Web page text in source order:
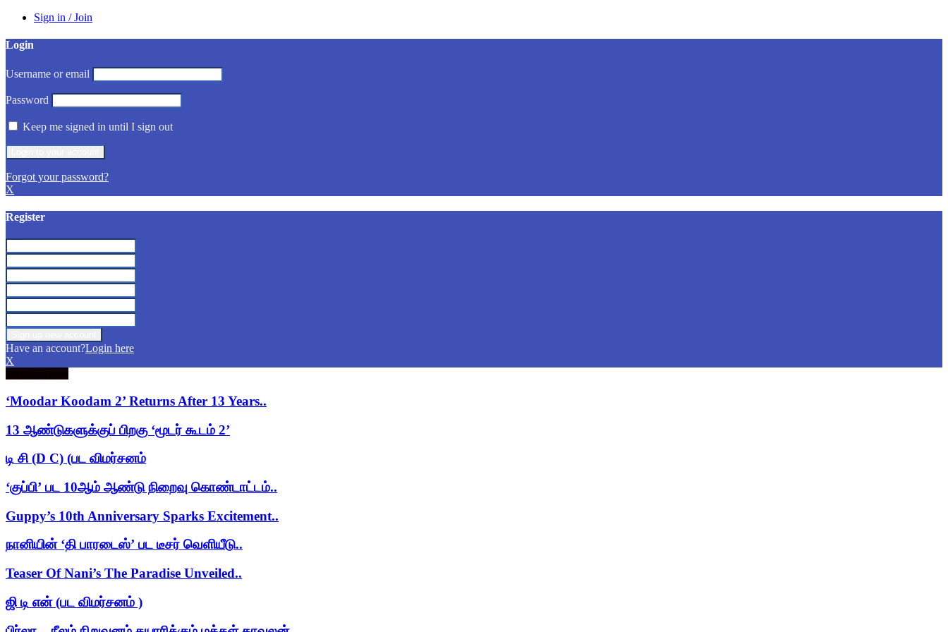
Sign in / Join
Login
Username or email
Password
Keep me signed in until I sign out
Forgot your password?
X
Register
Have an account?Login here
X
‘Moodar Koodam 2’ Returns After 13 Years..
13 ஆண்டுகளுக்குப் பிறகு ‘மூடர் கூடம் 2’
டி சி (D C) (பட விமர்சனம்
‘குப்பி’ பட 10ஆம் ஆண்டு நிறைவு கொண்டாட்டம்..
Guppy’s 10th Anniversary Sparks Excitement..
நானியின் ‘தி பாரடைஸ்’ பட டீசர் வெளியீடு..
Teaser Of Nani’s The Paradise Unveiled..
ஜி டி என் (பட விமர்சனம் )